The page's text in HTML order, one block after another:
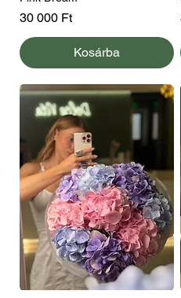
Ár
30 000 Ft
Kosárba